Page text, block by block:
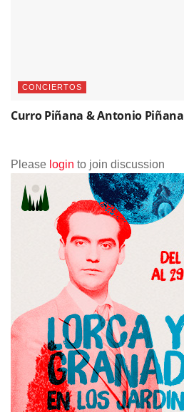
CONCIERTOS
Curro Piñana & Antonio Piñana
Please login to join discussion